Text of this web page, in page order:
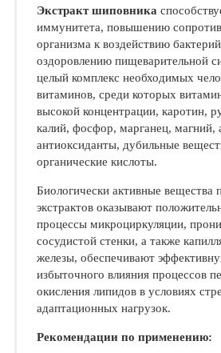
Экстракт шиповника
иммунитета, повышению
организма к воздействию
оздоровлению пищеварительной
целый комплекс необходимых
витаминов, среди которых
высокой концентрации, каротин,
калий, фосфор, марганец, магний,
антиоксиданты, дубильные
органические кислоты.
Биологически активные вещества
экстрактов оказывают
процессы микроциркуляции,
сосудистой стенки, а также
железы, обеспечивают
избыточного влияния процессов
окисления липидов в условиях
адаптационных нагрузок.
Рекомендации по применению: